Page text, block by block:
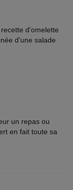
d'omelette
d'une salade
un repas ou
en fait toute sa